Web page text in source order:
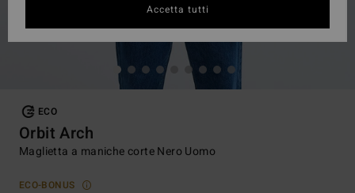
ECO
Orbit Arch
Maglietta a maniche corte Nero Uomo
ECO-BONUS
Accetta tutti